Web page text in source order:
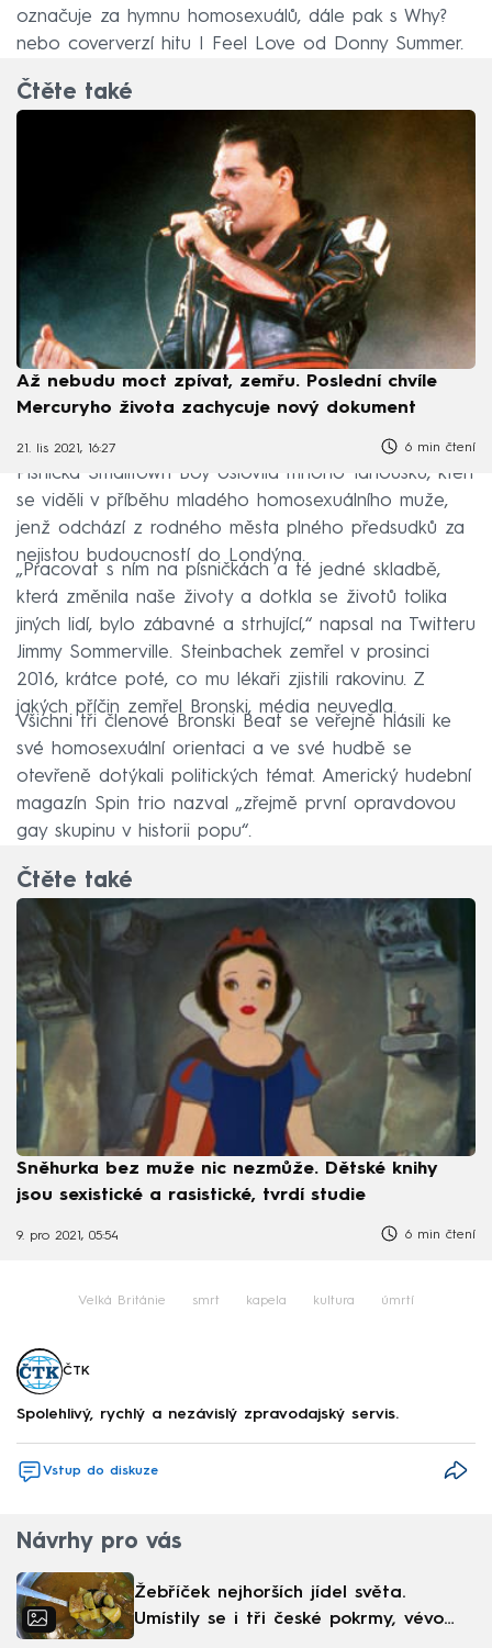
označuje za hymnu homosexuálů, dále pak s Why?
nebo coververzí hitu I Feel Love od Donny Summer.
Čtěte také
Až nebudu moct zpívat, zemřu. Poslední chvíle
Mercuryho života zachycuje nový dokument
21. lis 2021, 16:27 6 min čtení
Písnička Smalltown Boy oslovila mnoho fanoušků, kteří
se viděli v příběhu mladého homosexuálního muže,
jenž odchází z rodného města plného předsudků za
nejistou budoucností do Londýna.
„Pracovat s ním na písničkách a té jedné skladbě,
která změnila naše životy a dotkla se životů tolika
jiných lidí, bylo zábavné a strhující,“ napsal na Twitteru
Jimmy Sommerville. Steinbachek zemřel v prosinci
2016, krátce poté, co mu lékaři zjistili rakovinu. Z
jakých příčin zemřel Bronski, média neuvedla.
Všichni tři členové Bronski Beat se veřejně hlásili ke
své homosexuální orientaci a ve své hudbě se
otevřeně dotýkali politických témat. Americký hudební
magazín Spin trio nazval „zřejmě první opravdovou
gay skupinu v historii popu“.
Čtěte také
Sněhurka bez muže nic nezmůže. Dětské knihy
jsou sexistické a rasistické, tvrdí studie
9. pro 2021, 05:54 6 min čtení
Velká Británie smrt kapela kultura úmrtí
ČTK
Spolehlivý, rychlý a nezávislý zpravodajský servis.
Vstup do diskuze
Návrhy pro vás
Žebříček nejhorších jídel světa.
Umístily se i tři české pokrmy, vévodí